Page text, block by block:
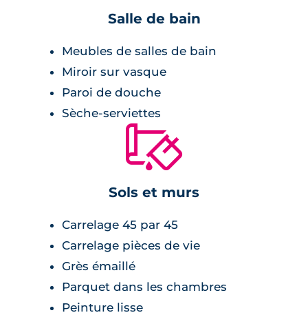
L'architecture de cette résidence se veut
sobre et aérée afin de respecter
l'environnement résidentiel du secteur :
briques et enduits claires, tuiles canales.
Salle de bain
Meubles de salles de bain
Miroir sur vasque
Paroi de douche
Sèche-serviettes
🔨
Sols et murs
Carrelage 45 par 45
Carrelage pièces de vie
Grès émaillé
Parquet dans les chambres
Peinture lisse